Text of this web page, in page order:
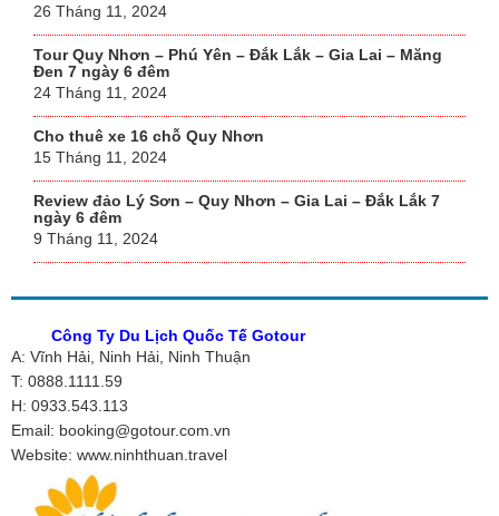
26 Tháng 11, 2024
Tour Quy Nhơn – Phú Yên – Đắk Lắk – Gia Lai – Măng
Đen 7 ngày 6 đêm
24 Tháng 11, 2024
Cho thuê xe 16 chỗ Quy Nhơn
15 Tháng 11, 2024
Review đảo Lý Sơn – Quy Nhơn – Gia Lai – Đắk Lắk 7
ngày 6 đêm
9 Tháng 11, 2024
Công Ty Du Lịch Quốc Tế Gotour
A: Vĩnh Hải, Ninh Hải, Ninh Thuận
T: 0888.1111.59
H: 0933.543.113
Email: booking@gotour.com.vn
Website: www.ninhthuan.travel